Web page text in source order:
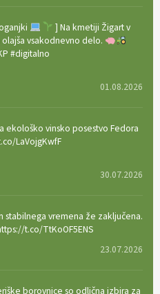
] Na kmetiji Žigart v
vsakodnevno delo.
#digitalno
01.08.2026
ekološko vinsko posestvo Fedora
LaVojgKwfF
30.07.2026
stabilnega vremena že zaključena.
t.co/TtKoOF5ENS
23.07.2026
borovnice so odlična izbira za